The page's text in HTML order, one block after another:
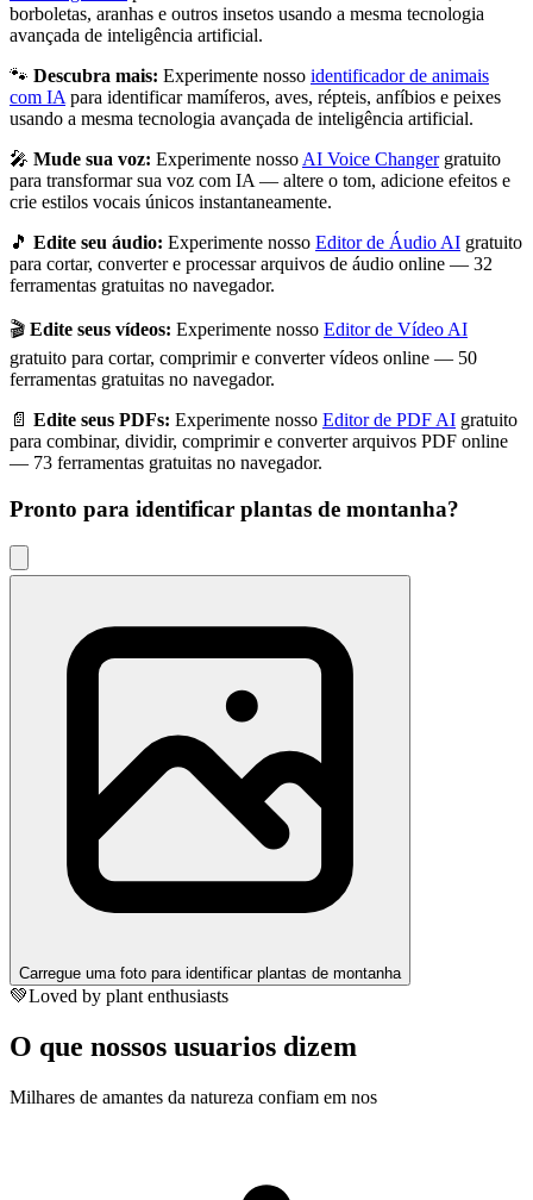
borboletas, aranhas e outros insetos usando a mesma tecnologia
avançada de inteligência artificial.
🐾 Descubra mais: Experimente nosso identificador de animais
com IA para identificar mamíferos, aves, répteis, anfíbios e peixes
usando a mesma tecnologia avançada de inteligência artificial.
🎤 Mude sua voz: Experimente nosso AI Voice Changer gratuito
para transformar sua voz com IA — altere o tom, adicione efeitos e
crie estilos vocais únicos instantaneamente.
🎵 Edite seu áudio: Experimente nosso Editor de Áudio AI gratuito
para cortar, converter e processar arquivos de áudio online — 32
ferramentas gratuitas no navegador.
🎬 Edite seus vídeos: Experimente nosso Editor de Vídeo AI
gratuito para cortar, comprimir e converter vídeos online — 50
ferramentas gratuitas no navegador.
📄 Edite seus PDFs: Experimente nosso Editor de PDF AI gratuito
para combinar, dividir, comprimir e converter arquivos PDF online
— 73 ferramentas gratuitas no navegador.
Pronto para identificar plantas de montanha?
Carregue uma foto para identificar plantas de montanha
💚Loved by plant enthusiasts
O que nossos usuarios dizem
Milhares de amantes da natureza confiam em nos